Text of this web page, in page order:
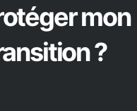
mon
?